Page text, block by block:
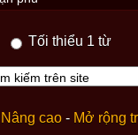
Tối thiểu 1 từ
Nâng cao - Mở rộng